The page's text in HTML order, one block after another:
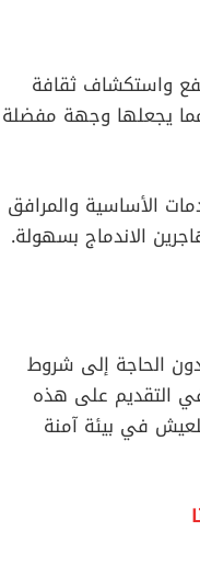
واستكشاف ثقافة
مما يجعلها وجهة مفضلة
الأساسية والمرافق
الاندماج بسهولة.
الحاجة إلى شروط
في التقديم على هذه
في بيئة آمنة